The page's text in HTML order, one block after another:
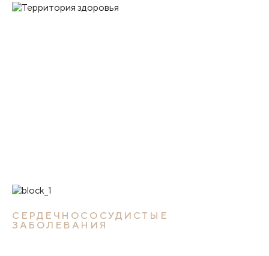
СЕРДЕЧНОСОСУДИСТЫЕ
ЗАБОЛЕВАНИЯ